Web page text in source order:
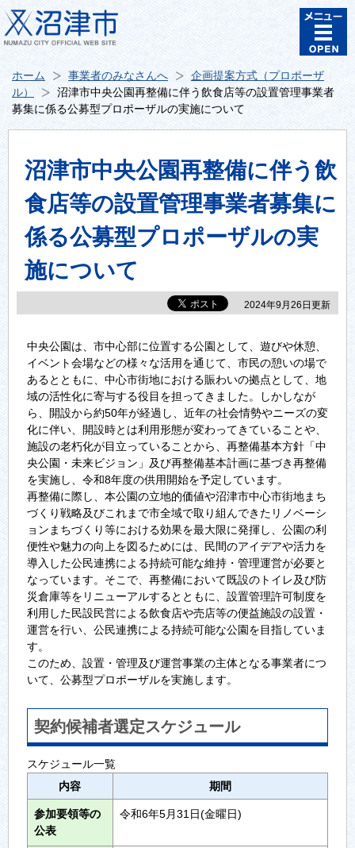
ホーム 事業者のみなさんへ
企画提案方式（プロポーザ
ル）
沼津市中央公園再整備に伴う飲食店等の設置管理事業者
募集に係る公募型プロポーザルの実施について
沼津市中央公園再整備に伴う飲
食店等の設置管理事業者募集に
係る公募型プロポーザルの実
施について
2024年9月26日更新
中央公園は、市中心部に位置する公園として、遊びや休憩、
イベント会場などの様々な活用を通じて、市民の憩いの場で
あるとともに、中心市街地における賑わいの拠点として、地
域の活性化に寄与する役目を担ってきました。しかしなが
ら、開設から約50年が経過し、近年の社会情勢やニーズの変
化に伴い、開設時とは利用形態が変わってきていることや、
施設の老朽化が目立っていることから、再整備基本方針「中
央公園・未来ビジョン」及び再整備基本計画に基づき再整備
を実施し、令和8年度の供用開始を予定しています。
再整備に際し、本公園の立地的価値や沼津市中心市街地まち
づくり戦略及びこれまで市全域で取り組んできたリノベーシ
ョンまちづくり等における効果を最大限に発揮し、公園の利
便性や魅力の向上を図るためには、民間のアイデアや活力を
導入した公民連携による持続可能な維持・管理運営が必要と
なっています。そこで、再整備において既設のトイレ及び防
災倉庫等をリニューアルするとともに、設置管理許可制度を
利用した民設民営による飲食店や売店等の便益施設の設置・
運営を行い、公民連携による持続可能な公園を目指していま
す。
このため、設置・管理及び運営事業の主体となる事業者につ
いて、公募型プロポーザルを実施します。
契約候補者選定スケジュール
スケジュール一覧
内容
期間
参加要領等の
公表
令和6年5月31日(金曜日)